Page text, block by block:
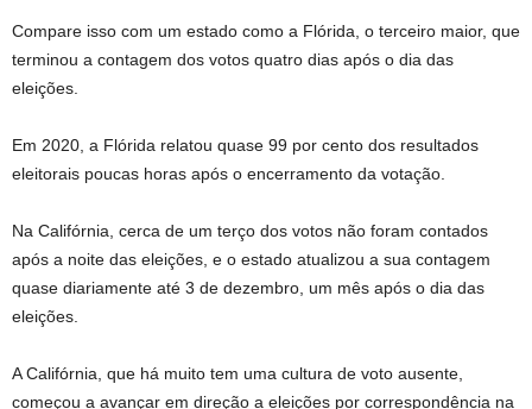
Compare isso com um estado como a Flórida, o terceiro maior, que
terminou a contagem dos votos quatro dias após o dia das
eleições.
Em 2020, a Flórida relatou quase 99 por cento dos resultados
eleitorais poucas horas após o encerramento da votação.
Na Califórnia, cerca de um terço dos votos não foram contados
após a noite das eleições, e o estado atualizou a sua contagem
quase diariamente até 3 de dezembro, um mês após o dia das
eleições.
A Califórnia, que há muito tem uma cultura de voto ausente,
começou a avançar em direção a eleições por correspondência na